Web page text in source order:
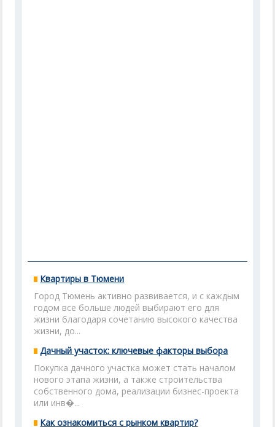
Квартиры в Тюмени
Город Тюмень активно развивается, и с каждым
годом все больше людей выбирают его для
жизни благодаря сочетанию высокого качества
жизни, до...
Дачный участок: ключевые факторы выбора
Покупка дачного участка может стать началом
нового этапа жизни, а также строительства
собственного дома, реализации бизнес-проекта
или инв�...
Как ознакомиться с рынком квартир?